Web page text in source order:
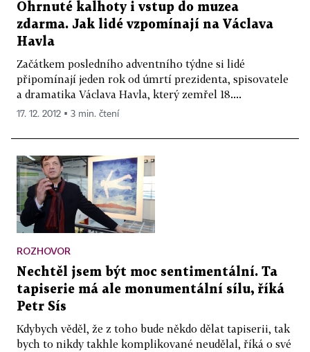
Ohrnuté kalhoty i vstup do muzea
zdarma. Jak lidé vzpomínají na Václava
Havla
Začátkem posledního adventního týdne si lidé
připomínají jeden rok od úmrtí prezidenta, spisovatele
a dramatika Václava Havla, který zemřel 18....
17. 12. 2012 ▪ 3 min. čtení
ROZHOVOR
Nechtěl jsem být moc sentimentální. Ta
tapiserie má ale monumentální sílu, říká
Petr Sís
Kdybych věděl, že z toho bude někdo dělat tapiserii, tak
bych to nikdy takhle komplikované neudělal, říká o své